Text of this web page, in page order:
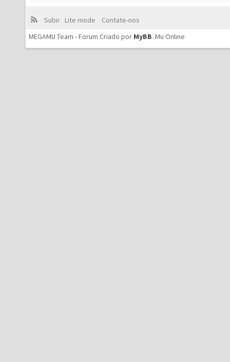
Subir Lite mode
Contate-nos
MEGAMU Team - Forum Criado por MyBB. Mu Online